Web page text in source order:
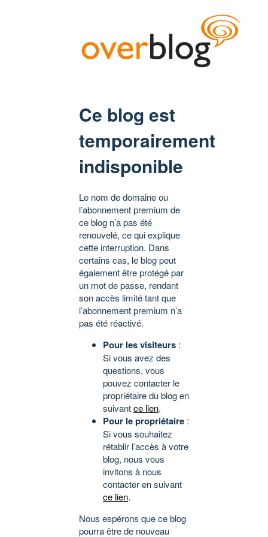
Ce blog est
temporairement
indisponible
Le nom de domaine ou
l’abonnement premium de
ce blog n’a pas été
renouvelé, ce qui explique
cette interruption. Dans
certains cas, le blog peut
également être protégé par
un mot de passe, rendant
son accès limité tant que
l’abonnement premium n’a
pas été réactivé.
Pour les visiteurs :
Si vous avez des
questions, vous
pouvez contacter le
propriétaire du blog en
suivantce lien.
Pour le propriétaire :
Si vous souhaitez
rétablir l’accès à votre
blog, nous vous
invitons à nous
contacter en suivant
ce lien.
Nous espérons que ce blog
pourra être de nouveau